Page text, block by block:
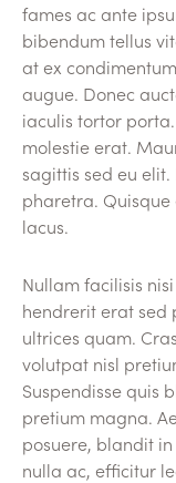
fames ac ante
bibendum tellus
at ex
augue. Donec
iaculis tortor
molestie erat.
sagittis sed eu
pharetra. Quisque
lacus.
Nullam facilisis
hendrerit erat sed
ultrices quam.
volutpat nisl
Suspendisse quis
pretium magna.
posuere, blandit
nulla ac, efficitur